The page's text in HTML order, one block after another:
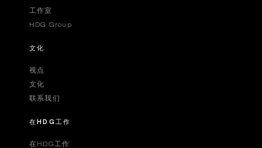
工作室
HDG Group
文化
视点
文化
联系我们
在HDG工作
在HDG工作